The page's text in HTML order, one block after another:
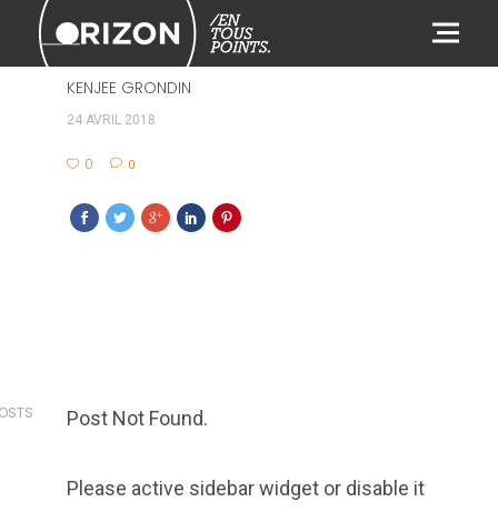
411
KENJEE GRONDIN
24 AVRIL 2018
0 0
Post Not Found.
Please active sidebar widget or disable it